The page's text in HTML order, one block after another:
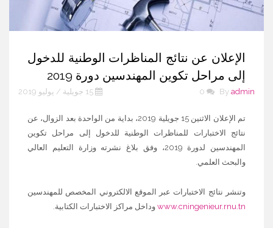
الإعلان عن نتائج المناظرات الوطنية للدخول
إلى مراحل تكوين المهندسين دورة 2019
By admin
تم الإعلان الاثنين 15 جويلية 2019، بداية من الواحدة بعد الزوال، عن
نتائج الاختبارات للمناظرات الوطنية للدخول إلى مراحل تكوين
المهندسين لدورة 2019، وفق بلاغ نشرته وزارة التعليم العالي
والبحث العلمي.
وتنشر نتائج الاختبارات عبر الموقع الالكتروني المخصص للمهندسين
www.cningenieur.rnu.tn وداخل مراكز الاختبارات الكتابية.